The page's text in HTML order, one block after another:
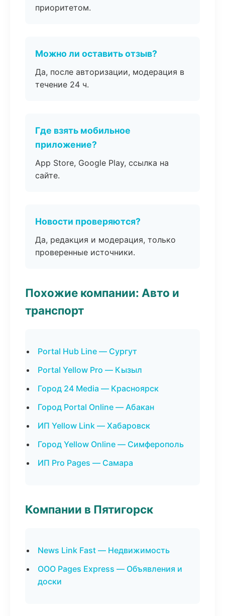
приоритетом.
Можно ли оставить отзыв?
Да, после авторизации, модерация в
течение 24 ч.
Где взять мобильное
приложение?
App Store, Google Play, ссылка на
сайте.
Новости проверяются?
Да, редакция и модерация, только
проверенные источники.
Похожие компании: Авто и
транспорт
Portal Hub Line — Сургут
Portal Yellow Pro — Кызыл
Город 24 Media — Красноярск
Город Portal Online — Абакан
ИП Yellow Link — Хабаровск
Город Yellow Online — Симферополь
ИП Pro Pages — Самара
Компании в Пятигорск
News Link Fast — Недвижимость
ООО Pages Express — Объявления и
доски